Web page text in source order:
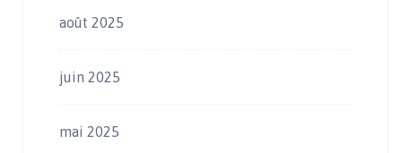
août 2025
juin 2025
mai 2025